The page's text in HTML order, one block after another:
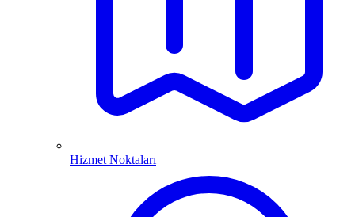
Hizmet Noktaları